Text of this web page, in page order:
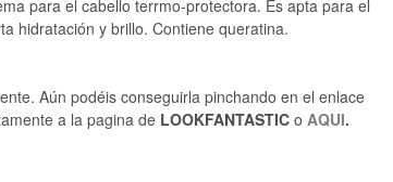
para el cabello terrmo-protectora. Es apta para el
hidratación y brillo. Contiene queratina.
Aún podéis conseguirla pinchando en el enlace
a la pagina deLOOKFANTASTIC o AQUI.